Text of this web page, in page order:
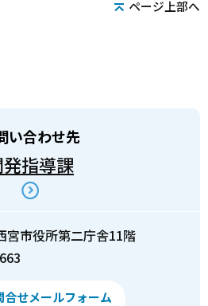
ページ上部へ
い合わせ先
指導課
宮市役所第二庁舎11階
合せメールフォーム